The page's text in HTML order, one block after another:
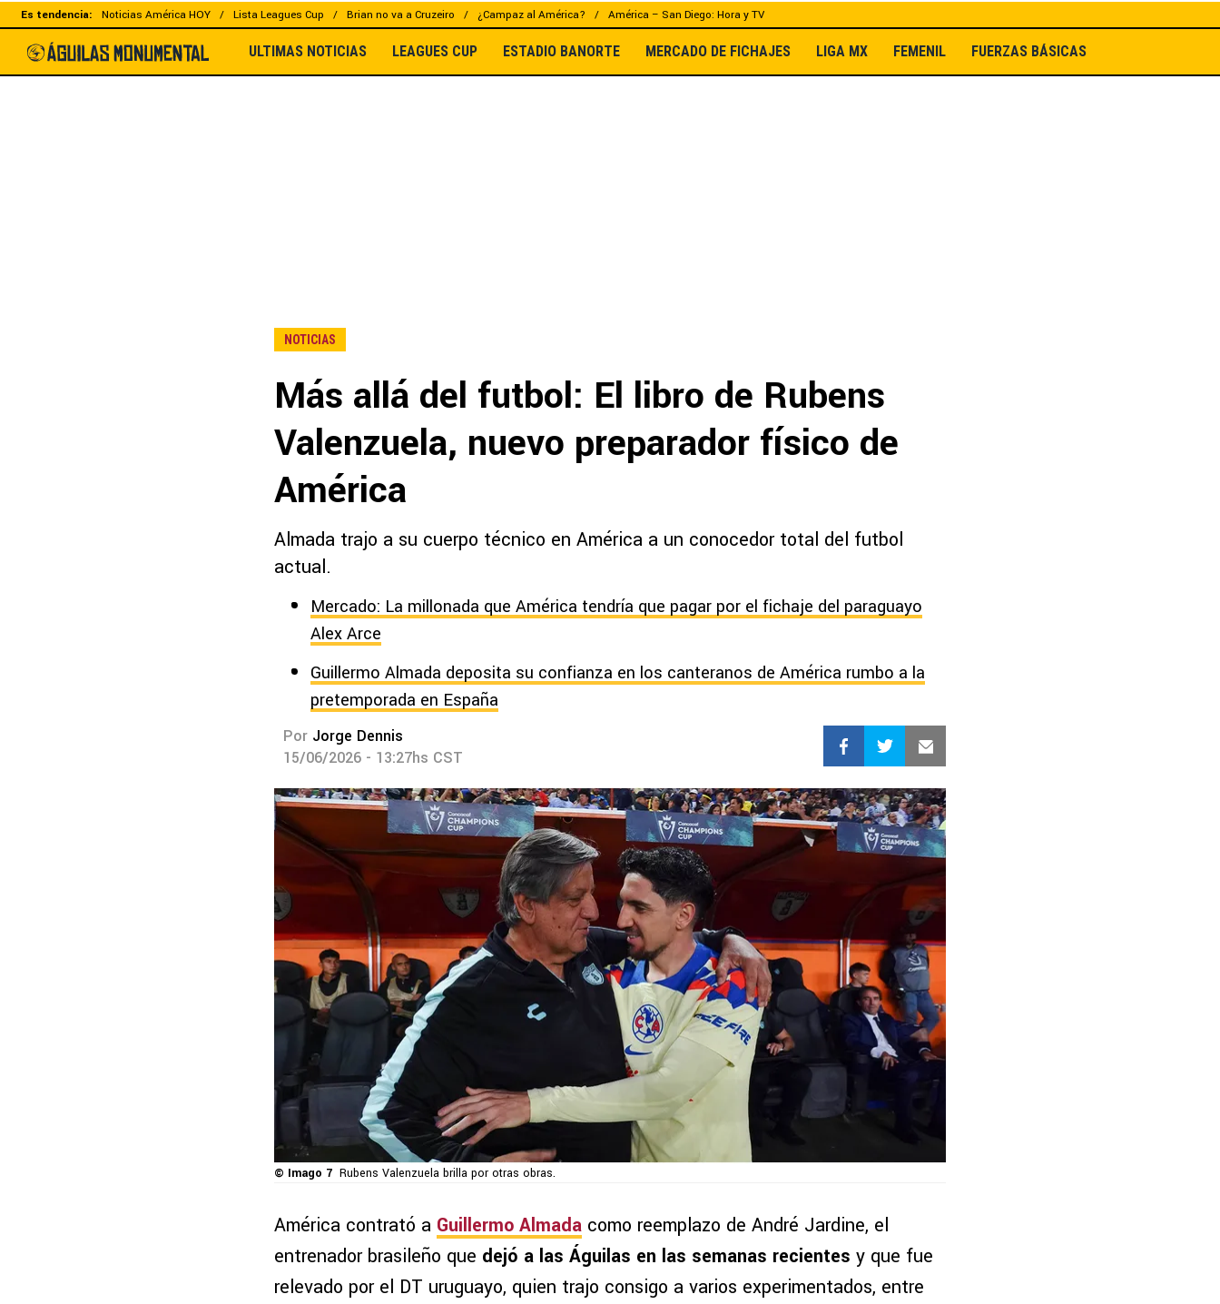
Es tendencia: Noticias América HOY Lista Leagues Cup Brian no va a Cruzeiro ¿Campaz al América? América – San Diego: Hora y TV
ULTIMAS NOTICIAS LEAGUES CUP ESTADIO BANORTE MERCADO DE FICHAJES LIGA MX FEMENIL FUERZAS BÁSICAS
NOTICIAS
Más allá del futbol: El libro de Rubens
Valenzuela, nuevo preparador físico de
América
Almada trajo a su cuerpo técnico en América a un conocedor total del futbol
actual.
Mercado: La millonada que América tendría que pagar por el fichaje del paraguayo
Alex Arce
Guillermo Almada deposita su confianza en los canteranos de América rumbo a la
pretemporada en España
Por Jorge Dennis
15/06/2026 - 13:27hs CST
© Imago 7 Rubens Valenzuela brilla por otras obras.
América contrató a Guillermo Almada como reemplazo de André Jardine, el
entrenador brasileño que dejó a las Águilas en las semanas recientes y que fue
relevado por el DT uruguayo, quien trajo consigo a varios experimentados, entre